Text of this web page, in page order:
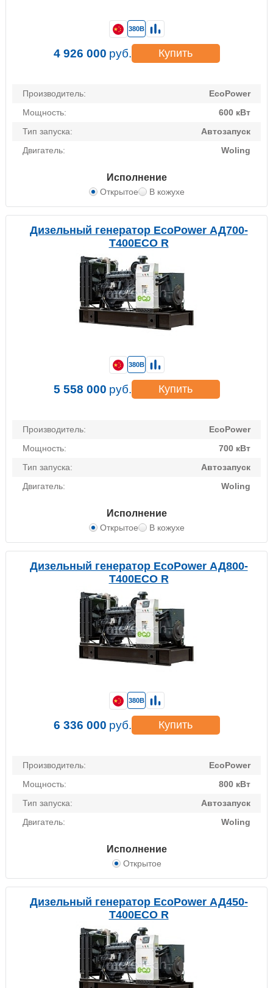
Производитель:
EcoPower
Мощность:
600 кВт
Тип запуска:
Автозапуск
Двигатель:
Woling
Исполнение
Открытое В кожухе
380В
4 926 000 руб. Купить
Дизельный генератор EcoPower АД700-
T400ECO R
Производитель:
EcoPower
Мощность:
700 кВт
Тип запуска:
Автозапуск
Двигатель:
Woling
Исполнение
Открытое В кожухе
380В
5 558 000 руб. Купить
Дизельный генератор EcoPower АД800-
T400ECO R
Производитель:
EcoPower
Мощность:
800 кВт
Тип запуска:
Автозапуск
Двигатель:
Woling
Исполнение
Открытое
380В
6 336 000 руб. Купить
Дизельный генератор EcoPower АД450-
T400ECO R